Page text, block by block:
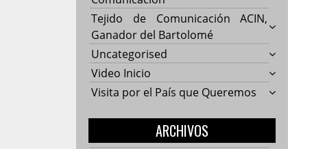
Tejido de Comunicación ACIN,
Ganador del Bartolomé
Uncategorised
Video Inicio
Visita por el País que Queremos
ARCHIVOS